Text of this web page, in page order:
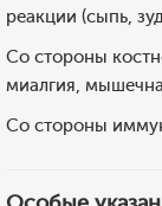
реакции (сыпь,
Со стороны
миалгия,
Со стороны